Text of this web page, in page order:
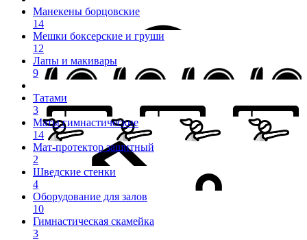
Манекены борцовские
14
Мешки боксерские и груши
12
Лапы и макивары
9
Татами
3
Маты гимнастические
14
Мат-протектор защитный
2
Шведские стенки
4
Оборудование для залов
10
Гимнастическая скамейка
3